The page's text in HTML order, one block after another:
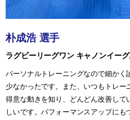
朴成浩 選手
ラグビーリーグワン キャノンイー
パーソナルトレーニングなので細かく
少なかったです。また、いつもトレー
得意な動きを知り、どんどん改善して
しいです。パフォーマンスアップに